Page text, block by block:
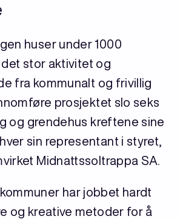
huser under 1000
stor aktivitet og
fra kommunalt og frivillig
prosjektet slo seks
og grendehus kreftene sine
sin representant i styret,
Midnattssoltrappa SA.
har jobbet hardt
og kreative metoder for å